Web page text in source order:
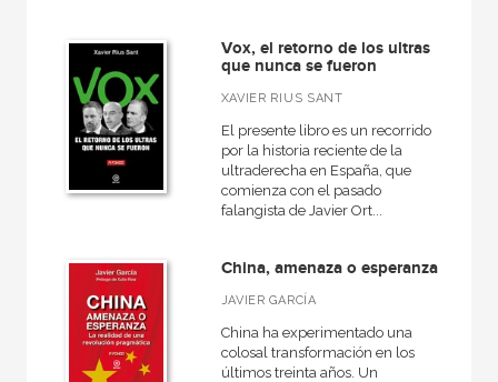
Vox, el retorno de los ultras
que nunca se fueron
XAVIER RIUS SANT
El presente libro es un recorrido
por la historia reciente de la
ultraderecha en España, que
comienza con el pasado
falangista de Javier Ort...
China, amenaza o esperanza
JAVIER GARCÍA
China ha experimentado una
colosal transformación en los
últimos treinta años. Un